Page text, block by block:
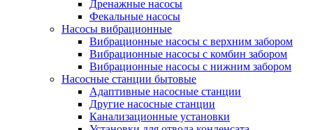
Дренажные насосы
Фекальные насосы
Насосы вибрационные
Вибрационные насосы с верхним забором
Вибрационные насосы с комбин забором
Вибрационные насосы с нижним забором
Насосные станции бытовые
Адаптивные насосные станции
Другие насосные станции
Канализационные установки